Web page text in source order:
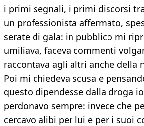
i primi segnali, i primi discorsi
un professionista affermato,
serate di gala: in pubblico mi
umiliava, faceva commenti
raccontava agli altri anche della
Poi mi chiedeva scusa e
questo dipendesse dalla droga
perdonavo sempre: invece che
cercavo alibi per lui e per i suoi